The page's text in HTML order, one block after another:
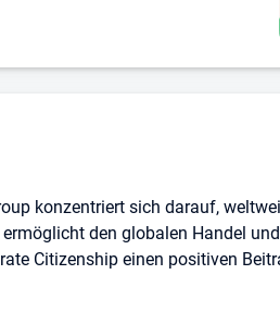
Betriebstechnik bei Deutsche
konzentriert sich darauf,
den globalen Handel
Citizenship einen positiven